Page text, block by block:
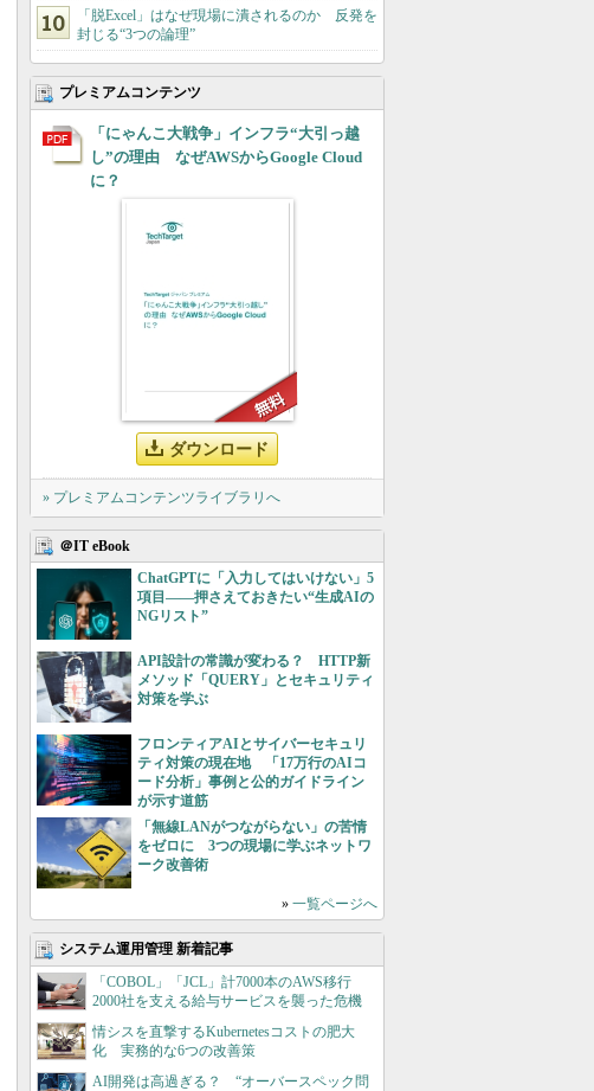
「脱Excel」はなぜ現場に潰されるのか 反発を
封じる“3つの論理”
プレミアムコンテンツ
「にゃんこ大戦争」インフラ“大引っ越
し”の理由 なぜAWSからGoogle Cloud
に？
ダウンロード
» プレミアムコンテンツライブラリへ
＠IT eBook
ChatGPTに「入力してはいけない」5
項目――押さえておきたい“生成AIの
NGリスト”
API設計の常識が変わる？ HTTP新
メソッド「QUERY」とセキュリティ
対策を学ぶ
フロンティアAIとサイバーセキュリ
ティ対策の現在地 「17万行のAIコ
ード分析」事例と公的ガイドライン
が示す道筋
「無線LANがつながらない」の苦情
をゼロに 3つの現場に学ぶネットワ
ーク改善術
» 一覧ページへ
システム運用管理 新着記事
「COBOL」「JCL」計7000本のAWS移行
2000社を支える給与サービスを襲った危機
情シスを直撃するKubernetesコストの肥大
化 実務的な6つの改善策
AI開発は高過ぎる？ “オーバースペック問